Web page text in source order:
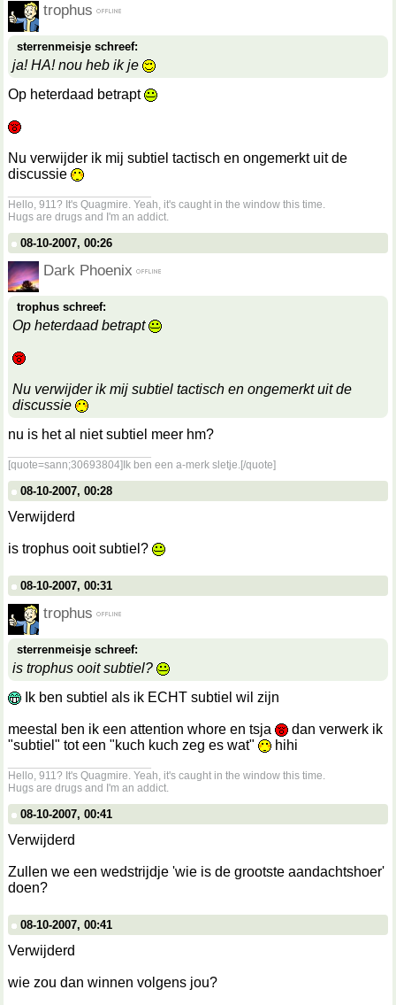
trophus
sterrenmeisje schreef:
ja! HA! nou heb ik je
Op heterdaad betrapt
Nu verwijder ik mij subtiel tactisch en ongemerkt uit de
discussie
Hello, 911? It's Quagmire. Yeah, it's caught in the window this time.
Hugs are drugs and I'm an addict.
08-10-2007, 00:26
Dark Phoenix
trophus schreef:
Op heterdaad betrapt
Nu verwijder ik mij subtiel tactisch en ongemerkt uit de
discussie
nu is het al niet subtiel meer hm?
[quote=sann;30693804]Ik ben een a-merk sletje.[/quote]
08-10-2007, 00:28
Verwijderd
is trophus ooit subtiel?
08-10-2007, 00:31
trophus
sterrenmeisje schreef:
is trophus ooit subtiel?
Ik ben subtiel als ik ECHT subtiel wil zijn
meestal ben ik een attention whore en tsja
dan verwerk ik
"subtiel" tot een "kuch kuch zeg es wat"
hihi
Hello, 911? It's Quagmire. Yeah, it's caught in the window this time.
Hugs are drugs and I'm an addict.
08-10-2007, 00:41
Verwijderd
Zullen we een wedstrijdje 'wie is de grootste aandachtshoer'
doen?
08-10-2007, 00:41
Verwijderd
wie zou dan winnen volgens jou?